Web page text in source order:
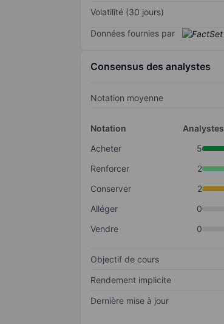
Volatilité (30 jours)
Données fournies par
Consensus des analystes
Notation moyenne
Notation
Analystes
Acheter
5
Renforcer
2
Conserver
2
Alléger
0
Vendre
0
Objectif de cours
Rendement implicite
Dernière mise à jour